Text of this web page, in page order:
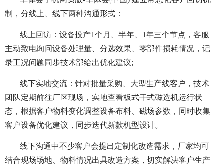
制，分线上、线下两种沟通形式：
线上回访：设备投产1个月、半年、1年三个节点，客服
主动致电询问设备处理量、分选效果、零部件损耗情况，记
录工况问题同步技术部给出优化建议;
线下实地交流：针对批量采购、大型生产线客户，技术
团队定期前往厂区现场，实地查看板式干式磁选机运行状
态，根据客户物料变化调整设备布料、磁场参数，同时收集
客户设备优化建议，同步迭代新款机型设计。
线下沟通中不少客户会提出定制化改造需求，厂家均可
结合现场场地、物料情况出具改造方案，切实解决客户生产